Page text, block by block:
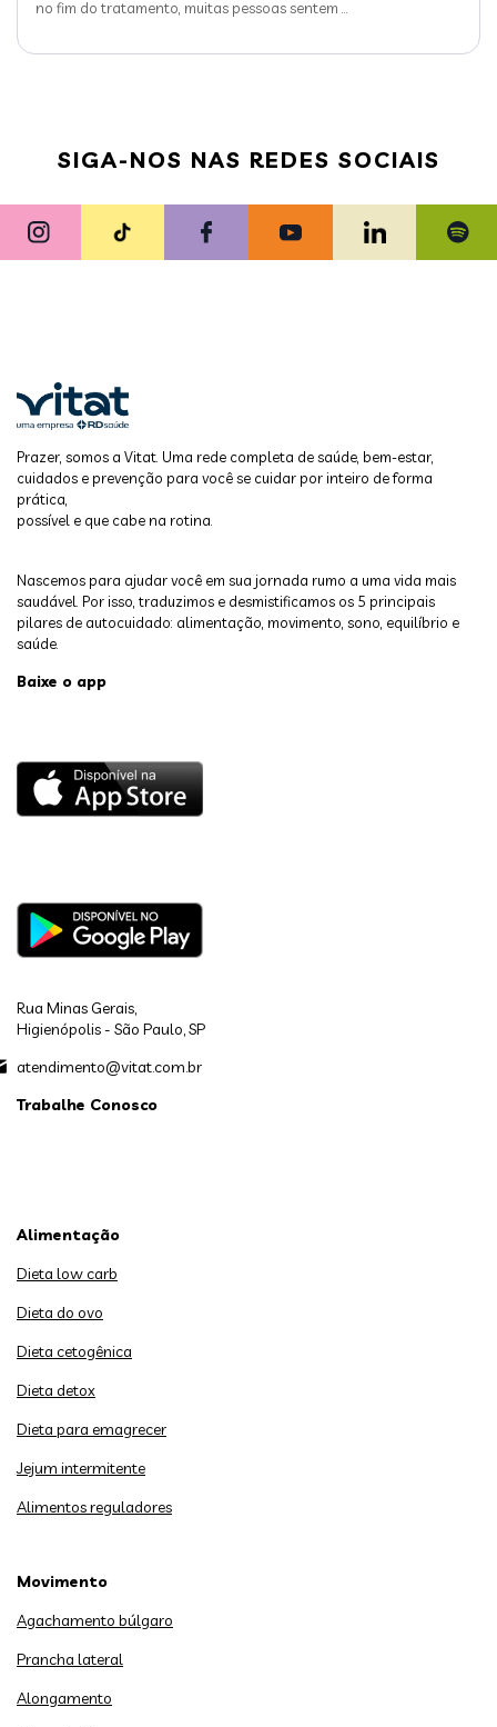
no fim do tratamento, muitas pessoas sentem …
SIGA-NOS NAS REDES SOCIAIS
Prazer, somos a Vitat. Uma rede completa de saúde, bem-estar,
cuidados e prevenção para você se cuidar por inteiro de forma
prática,
possível e que cabe na rotina.
Nascemos para ajudar você em sua jornada rumo a uma vida mais
saudável. Por isso, traduzimos e desmistificamos os 5 principais
pilares de autocuidado: alimentação, movimento, sono, equilíbrio e
saúde.
Baixe o app
Rua Minas Gerais,
Higienópolis - São Paulo, SP
atendimento@vitat.com.br
Trabalhe Conosco
Alimentação
Dieta low carb
Dieta do ovo
Dieta cetogênica
Dieta detox
Dieta para emagrecer
Jejum intermitente
Alimentos reguladores
Movimento
Agachamento búlgaro
Prancha lateral
Alongamento